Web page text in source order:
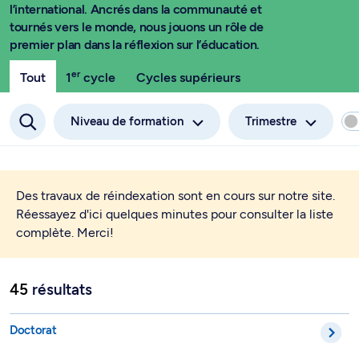
l’international. Ancrés dans la communauté et
tournés vers le monde, nous jouons un rôle de
premier plan dans la réflexion sur l’éducation.
Tout 1ercycle Cycles supérieurs
Niveau de formation Trimestre
Des travaux de réindexation sont en cours sur notre site.
Réessayez d'ici quelques minutes pour consulter la liste
complète. Merci!
45 résultats
Doctorat professionnel en administration de l'éducation - 3-
Doctorat